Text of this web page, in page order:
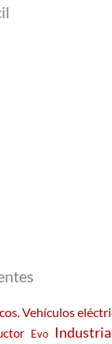
Vehículos
Evo Industria